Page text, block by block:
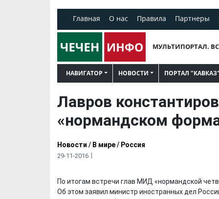
Главная О нас Правила Партнеры
МУЛЬТИПОРТАЛ.
НАВИГАТОР НОВОСТИ ПОРТАЛ "КАВКАЗ"
Лавров
«нормандском
Новости / В мире/ Россия
29-11-2016
По итогам встречи глав МИД «нормандской
Об этом заявил министр иностранных дел